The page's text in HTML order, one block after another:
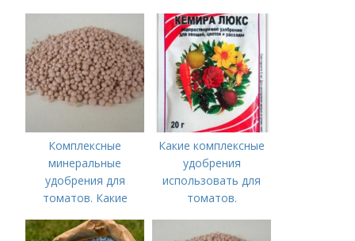
помидоров
Комплексные
минеральные
удобрения для
томатов. Какие
используются для
Какие комплексные
удобрения
использовать для
томатов.
комплексные